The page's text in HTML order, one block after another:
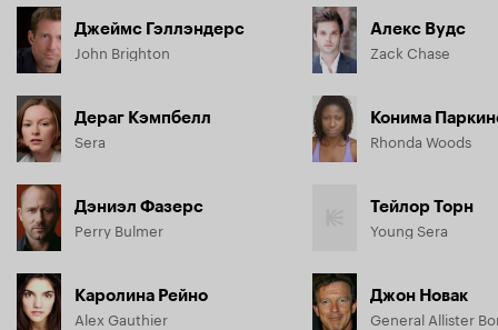
Джеймс Гэллэндерс
John Brighton
Дераг Кэмпбелл
Sera
Дэниэл Фазерс
Perry Bulmer
Каролина Рейно
Alex Gauthier
Алекс Вудс
Zack Chase
Конима
Rhonda Woods
Тейлор Торн
Young Sera
Джон Новак
General Allister